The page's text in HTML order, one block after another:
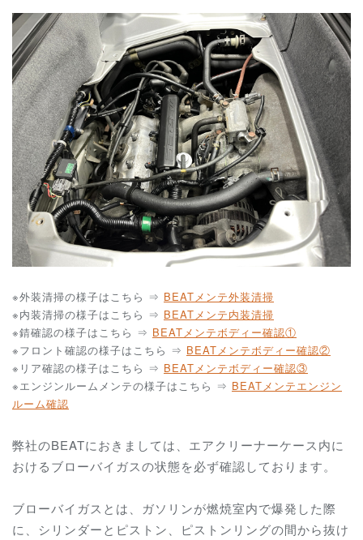
※外装清掃の様子はこちら ⇒ BEATメンテ外装清掃
※内装清掃の様子はこちら ⇒ BEATメンテ内装清掃
※錆確認の様子はこちら ⇒ BEATメンテボディー確認①
※フロント確認の様子はこちら ⇒ BEATメンテボディー確認②
※リア確認の様子はこちら ⇒ BEATメンテボディー確認③
※エンジンルームメンテの様子はこちら ⇒ BEATメンテエンジン
ルーム確認
弊社のBEATにおきましては、エアクリーナーケース内に
おけるブローバイガスの状態を必ず確認しております。
ブローバイガスとは、ガソリンが燃焼室内で爆発した際
に、シリンダーとピストン、ピストンリングの間から抜け